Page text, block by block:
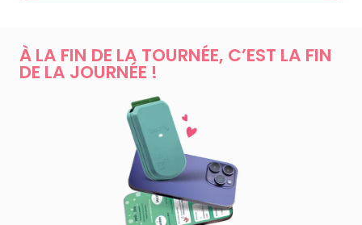
À LA FIN DE LA TOURNÉE, C’EST LA FIN
DE LA JOURNÉE !